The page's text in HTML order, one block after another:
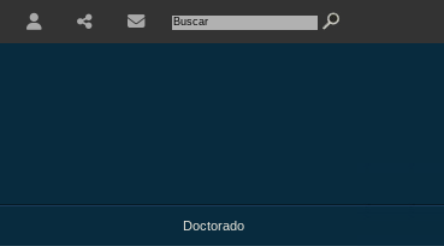
Doctorado